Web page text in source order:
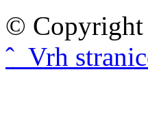
© Copyright
ˆ Vrh